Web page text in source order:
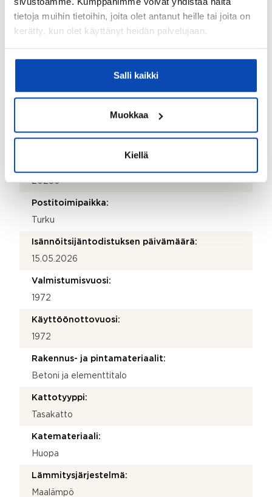
tietoja muihin tietoihin, joita olet antanut heille tai joita on
kerätty, kun olet käyttänyt heidän palvelujaan.
Salli kaikki
Muokkaa
Kiellä
Isännöitsijän nimi:
Sähköposti:
20250
Postitoimipaikka:
Turku
Isännöitsijäntodistuksen päivämäärä:
15.05.2026
Valmistumisvuosi:
1972
Käyttöönottovuosi:
1972
Rakennus- ja pintamateriaalit:
Betoni ja elementtitalo
Kattotyyppi:
Tasakatto
Katemateriaali:
Huopa
Lämmitysjärjestelmä:
Maalämpö